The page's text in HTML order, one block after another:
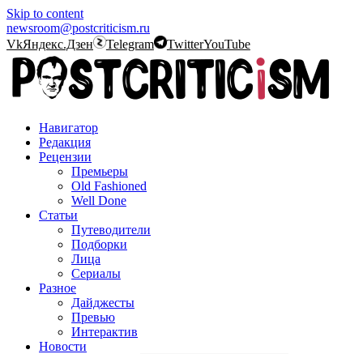
Skip to content
newsroom@postcriticism.ru
VkЯндекс.Дзен Telegram TwitterYouTube
Навигатор
Редакция
Рецензии
Премьеры
Old Fashioned
Well Done
Статьи
Путеводители
Подборки
Лица
Сериалы
Разное
Дайджесты
Превью
Интерактив
Новости